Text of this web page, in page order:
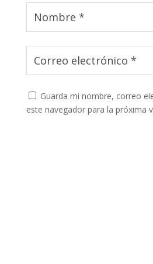
Guarda mi nombre, correo
este navegador para la próxima